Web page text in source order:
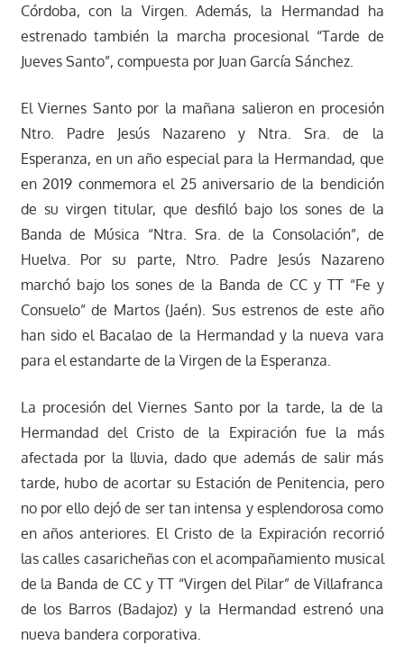
Córdoba, con la Virgen. Además, la Hermandad ha
estrenado también la marcha procesional “Tarde de
Jueves Santo”, compuesta por Juan García Sánchez.
El Viernes Santo por la mañana salieron en procesión
Ntro. Padre Jesús Nazareno y Ntra. Sra. de la
Esperanza, en un año especial para la Hermandad, que
en 2019 conmemora el 25 aniversario de la bendición
de su virgen titular, que desfiló bajo los sones de la
Banda de Música “Ntra. Sra. de la Consolación”, de
Huelva. Por su parte, Ntro. Padre Jesús Nazareno
marchó bajo los sones de la Banda de CC y TT “Fe y
Consuelo” de Martos (Jaén). Sus estrenos de este año
han sido el Bacalao de la Hermandad y la nueva vara
para el estandarte de la Virgen de la Esperanza.
La procesión del Viernes Santo por la tarde, la de la
Hermandad del Cristo de la Expiración fue la más
afectada por la lluvia, dado que además de salir más
tarde, hubo de acortar su Estación de Penitencia, pero
no por ello dejó de ser tan intensa y esplendorosa como
en años anteriores. El Cristo de la Expiración recorrió
las calles casaricheñas con el acompañamiento musical
de la Banda de CC y TT “Virgen del Pilar” de Villafranca
de los Barros (Badajoz) y la Hermandad estrenó una
nueva bandera corporativa.